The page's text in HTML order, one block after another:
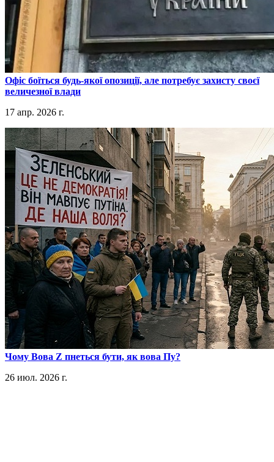
​Офіс боїться будь-якої опозиції, але потребує захисту своєї
величезної влади
17 апр. 2026 г.
​Чому Вова Z пнеться бути, як вова Пу?
26 июл. 2026 г.